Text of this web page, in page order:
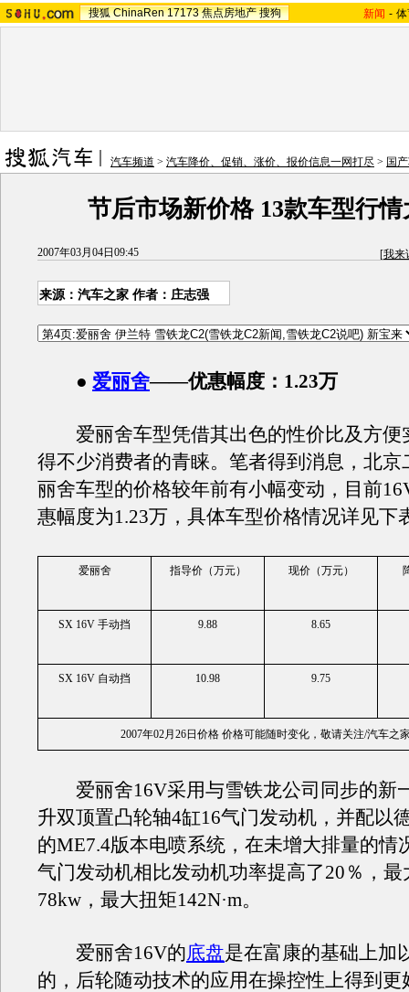
搜狐 ChinaRen 17173 焦点房地产 搜狗 新闻 -
汽车频道 > 汽车降价、促销、涨价、报价信息一网打尽 > 国
节后市场新价格 13款车型行
2007年03月04日09:45 [我来
来源：汽车之家 作者：庄志强
● 爱丽舍——优惠幅度：1.23万
爱丽舍车型凭借其出色的性价比及方便
得不少消费者的青睐。笔者得到消息，北京
丽舍车型的价格较年前有小幅变动，目前
惠幅度为1.23万，具体车型价格情况详见下
爱丽舍 指导价（万元） 现价（万元）
SX 16V 手动挡 9.88 8.65
SX 16V 自动挡 10.98 9.75
2007年02月26日价格 价格可能随时变化，敬请关注/汽车之
爱丽舍16V采用与雪铁龙公司同步的新
升双顶置凸轮轴4缸16气门发动机，并配以
的ME7.4版本电喷系统，在未增大排量的情
气门发动机相比发动机功率提高了20％，
78kw，最大扭矩142N·m。
爱丽舍16V的底盘是在富康的基础上加
的，后轮随动技术的应用在操控性上得到更